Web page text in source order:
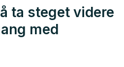
ta steget videre
med